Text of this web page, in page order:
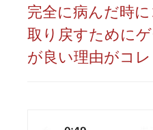
完全に病んだ時
取り戻すために
が良い理由がコレ